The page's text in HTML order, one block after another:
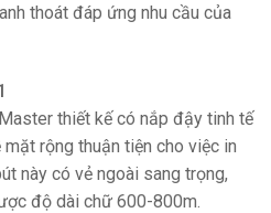
thoát đáp ứng nhu cầu của
thiết kế có nắp đậy tinh tế
rộng thuận tiện cho việc in
này có vẻ ngoài sang trọng,
độ dài chữ 600-800m.